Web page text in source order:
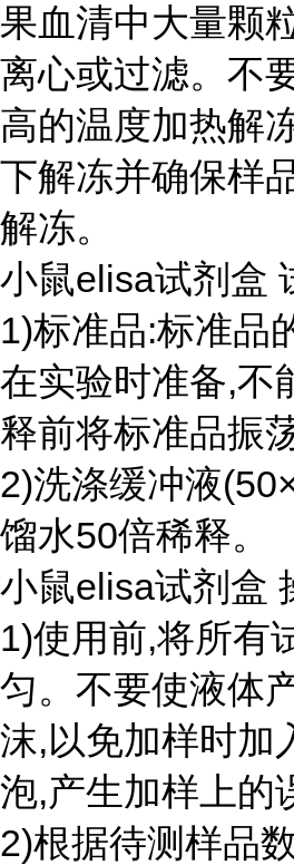
果血清中大量颗
离心或过滤。不
高的温度加热解
下解冻并确保样
解冻。
小鼠elisa试剂盒
1)标准品:标准品
在实验时准备,不
释前将标准品振
2)洗涤缓冲液
馏水50倍稀释。
小鼠elisa试剂盒
1)使用前,将所有
匀。不要使液体
沫,以免加样时加
泡,产生加样上的
2)根据待测样品